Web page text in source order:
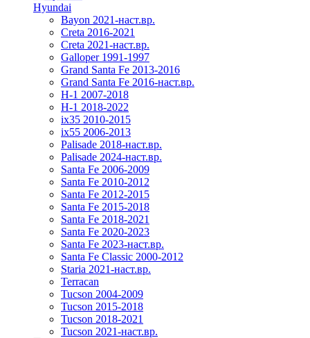
Hyundai
Bayon 2021-наст.вр.
Creta 2016-2021
Creta 2021-наст.вр.
Galloper 1991-1997
Grand Santa Fe 2013-2016
Grand Santa Fe 2016-наст.вр.
H-1 2007-2018
H-1 2018-2022
ix35 2010-2015
ix55 2006-2013
Palisade 2018-наст.вр.
Palisade 2024-наст.вр.
Santa Fe 2006-2009
Santa Fe 2010-2012
Santa Fe 2012-2015
Santa Fe 2015-2018
Santa Fe 2018-2021
Santa Fe 2020-2023
Santa Fe 2023-наст.вр.
Santa Fe Classic 2000-2012
Staria 2021-наст.вр.
Terracan
Tucson 2004-2009
Tucson 2015-2018
Tucson 2018-2021
Tucson 2021-наст.вр.